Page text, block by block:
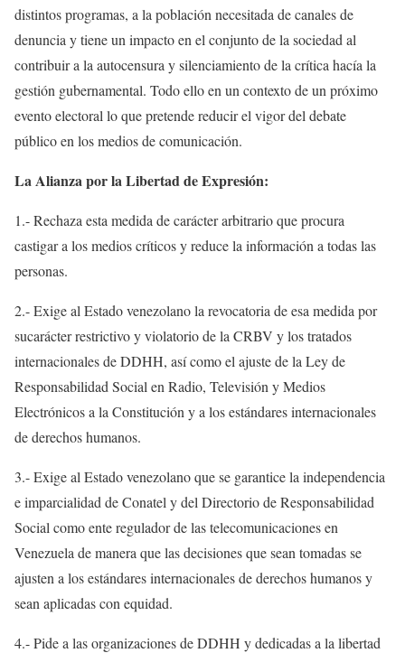
distintos programas, a la población necesitada de canales de
denuncia y tiene un impacto en el conjunto de la sociedad al
contribuir a la autocensura y silenciamiento de la crítica hacía la
gestión gubernamental. Todo ello en un contexto de un próximo
evento electoral lo que pretende reducir el vigor del debate
público en los medios de comunicación.
La Alianza por la Libertad de Expresión:
1.- Rechaza esta medida de carácter arbitrario que procura
castigar a los medios críticos y reduce la información a todas las
personas.
2.- Exige al Estado venezolano la revocatoria de esa medida por
sucarácter restrictivo y violatorio de la CRBV y los tratados
internacionales de DDHH, así como el ajuste de la Ley de
Responsabilidad Social en Radio, Televisión y Medios
Electrónicos a la Constitución y a los estándares internacionales
de derechos humanos.
3.- Exige al Estado venezolano que se garantice la independencia
e imparcialidad de Conatel y del Directorio de Responsabilidad
Social como ente regulador de las telecomunicaciones en
Venezuela de manera que las decisiones que sean tomadas se
ajusten a los estándares internacionales de derechos humanos y
sean aplicadas con equidad.
4.- Pide a las organizaciones de DDHH y dedicadas a la libertad